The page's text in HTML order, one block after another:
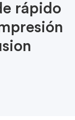
rápido